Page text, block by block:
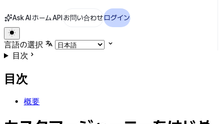
Ask AI ホームAPI お問い合わせログイン
言語の選択
目次
目次
概要